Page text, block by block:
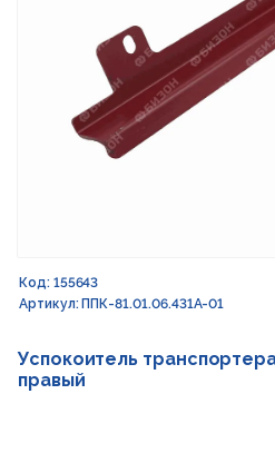
Код: 155643
Артикул: ППК-81.01.06.431А-01
Успокоитель
правый